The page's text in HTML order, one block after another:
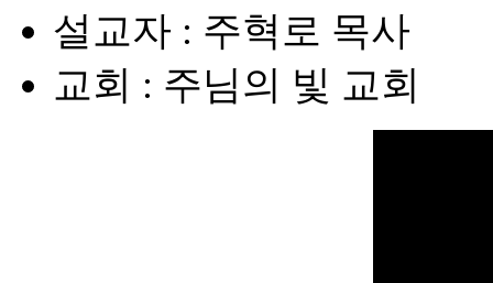
설교자 : 주혁로 목사
교회 : 주님의 빛 교회